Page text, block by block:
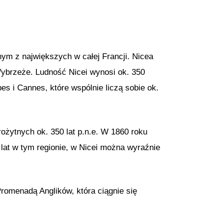
z największych w całej Francji. Nicea
Ludność Nicei wynosi ok. 350
i Cannes, które wspólnie liczą sobie ok.
ok. 350 lat p.n.e. W 1860 roku
w tym regionie, w Nicei można wyraźnie
Anglików, która ciągnie się